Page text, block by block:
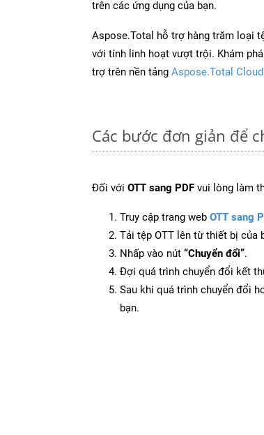
trên các ứng dụng của bạn.
Aspose.Total hỗ trợ hàng trăm loại
với tính linh hoạt vượt trội. Khám
trợ trên nền tảng Aspose.Total Cloud
Các bước đơn giản để
Đối với OTT sang PDF vui lòng làm
Truy cập trang web OTT sang
Tải tệp OTT lên từ thiết bị của
Nhấp vào nút “Chuyển đổi”.
Đợi quá trình chuyển đổi kết
Sau khi quá trình chuyển đổi
bạn.